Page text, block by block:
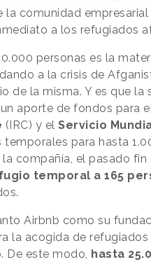
comunidad empresarial
a los refugiados
personas es la
a la crisis de
de la misma. Y es que la
aporte de fondos para
(IRC) y el Servicio
temporales para hasta
compañía, el pasado fin
temporal a 165
Airbnb como su
la acogida de
De este modo, hasta